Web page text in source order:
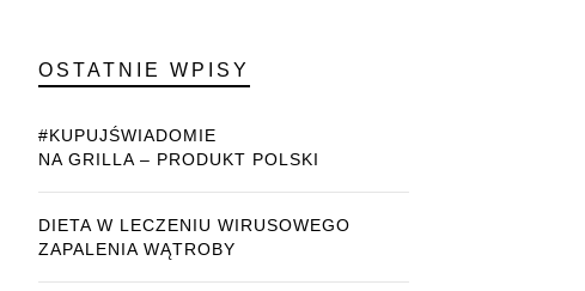
OSTATNIE WPISY
#KUPUJŚWIADOMIE
NA GRILLA – PRODUKT POLSKI
DIETA W LECZENIU WIRUSOWEGO
ZAPALENIA WĄTROBY